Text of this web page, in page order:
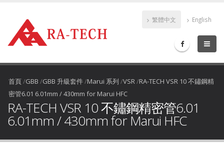
繁體中文 English
首頁/GBB /GBB 升級套件/Marui 系列 /VSR/RA-TECH VSR 10 不鏽鋼精
密管6.01 6.01mm / 430mm for Marui HFC
RA-TECH VSR 10 不鏽鋼精密管6.01
6.01mm / 430mm for Marui HFC